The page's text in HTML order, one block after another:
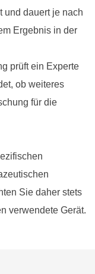
und dauert je nach
Ergebnis in der
prüft ein Experte
ob weiteres
für die
Sie daher stets
verwendete Gerät.